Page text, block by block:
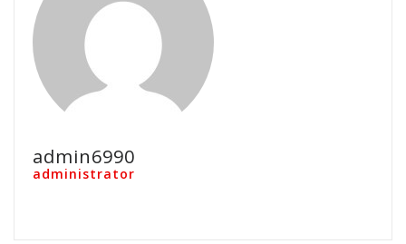
admin6990
administrator